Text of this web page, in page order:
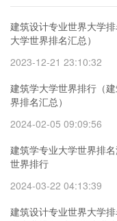
建筑设计专业世界大学
大学世界排名汇总）
2023-12-21 23:10:32
建筑学大学世界排行（
界排名汇总）
2024-02-05 09:09:56
建筑学专业大学世界排
世界排行
2024-03-22 04:13:39
建筑设计专业世界大学